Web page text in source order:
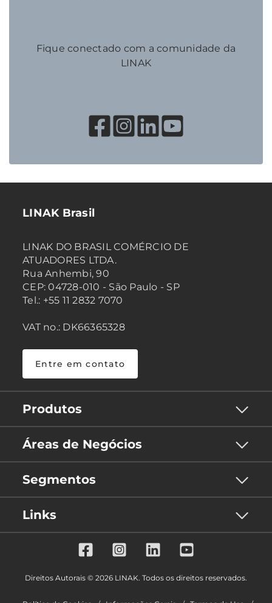
Fique conectado com a comunidade da
LINAK
LINAK Brasil
LINAK DO BRASIL COMÉRCIO DE
ATUADORES LTDA.
Rua Anhembi, 90
CEP: 04728-010 - São Paulo - SP
Tel.: +55 11 2832 7070
VAT no.: DK66365328
Entre em contato
Produtos
Áreas de Negócios
Segmentos
Links
Direitos Autorais © 2026 LINAK. Todos os direitos reservados.